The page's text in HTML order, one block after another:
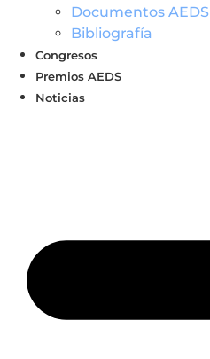
Documentos AEDS
Bibliografía
Congresos
Premios AEDS
Noticias